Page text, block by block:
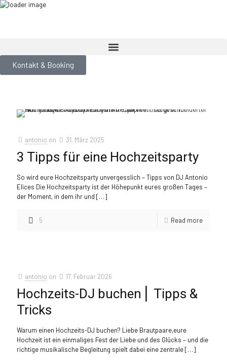
Kontakt & Booking
antonio on 31. März 2025
3 Tipps für eine Hochzeitsparty
So wird eure Hochzeitsparty unvergesslich – Tipps von DJ Antonio
Elices Die Hochzeitsparty ist der Höhepunkt eures großen Tages –
der Moment, in dem ihr und […]
5 Read more
antonio on 17. Februar 2026
Hochzeits-DJ buchen ⎜ Tipps &
Tricks
Warum einen Hochzeits-DJ buchen? Liebe Brautpaare,eure
Hochzeit ist ein einmaliges Fest der Liebe und des Glücks – und die
richtige musikalische Begleitung spielt dabei eine zentrale[…]